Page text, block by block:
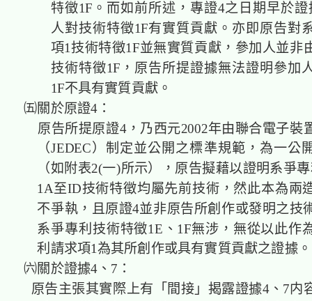
特徵1F。而如前所述，專證4之日期早於
人對技術特徵1F有實質貢獻。亦即原告對
項1技術特徵1F並無實質貢獻，參加人並非
技術特徵1F，原告所提證據無法證明參加
1F不具有實質貢獻。
㈤關於原證4：
原告所提原證4，乃西元2002年由聯合電子裝
（JEDEC）制定並公開之標準規範，為一公
（如附表2(一)所示），原告擬藉以證明系爭
1A至ID技術特徵均屬先前技術，然此本為兩
不爭執，且原證4並非原告所創作或發明之技
系爭專利技術特徵1E、1F無涉，無從以此作
利請求項1為其所創作或具有實質貢獻之證
㈥關於證據4、7：
原告主張其實際上有「間接」揭露證據4、7内